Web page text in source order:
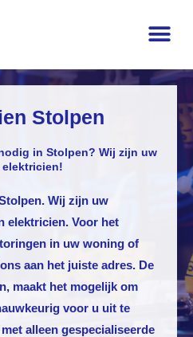
Stolpen
in Stolpen? Wij zijn uw
elektricien!
. Wij zijn uw
elektricien. Voor het
in uw woning of
aan het juiste adres. De
maakt het mogelijk om
voor u uit te
alleen gespecialiseerde